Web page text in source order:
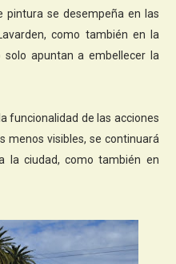
pintura se desempeña en las
como también en la
solo apuntan a embellecer la
funcionalidad de las acciones
menos visibles, se continuará
la ciudad, como también en